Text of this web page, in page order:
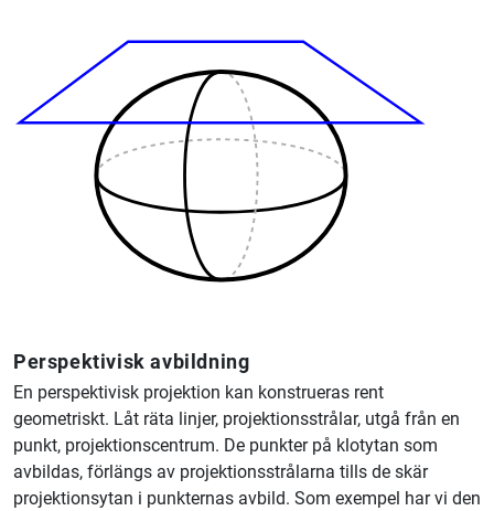
Perspektivisk avbildning
En perspektivisk projektion kan konstrueras rent
geometriskt. Låt räta linjer, projektionsstrålar, utgå från en
punkt, projektionscentrum. De punkter på klotytan som
avbildas, förlängs av projektionsstrålarna tills de skär
projektionsytan i punkternas avbild. Som exempel har vi den